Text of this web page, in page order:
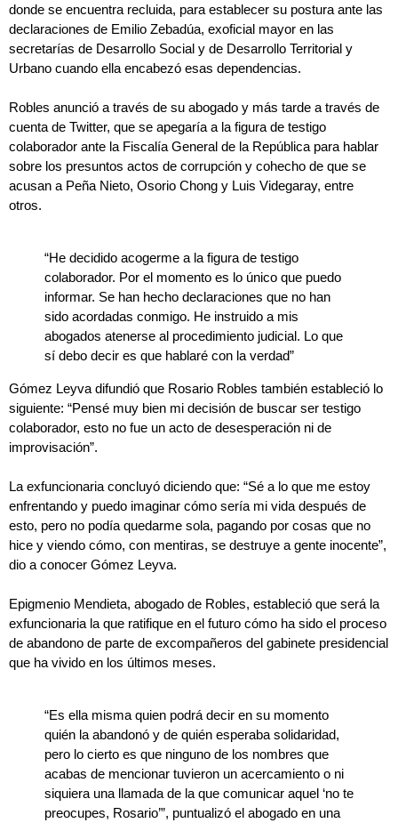
donde se encuentra recluida, para establecer su postura ante las
declaraciones de Emilio Zebadúa, exoficial mayor en las
secretarías de Desarrollo Social y de Desarrollo Territorial y
Urbano cuando ella encabezó esas dependencias.
Robles anunció a través de su abogado y más tarde a través de
cuenta de Twitter, que se apegaría a la figura de testigo
colaborador ante la Fiscalía General de la República para hablar
sobre los presuntos actos de corrupción y cohecho de que se
acusan a Peña Nieto, Osorio Chong y Luis Videgaray, entre
otros.
“He decidido acogerme a la figura de testigo
colaborador. Por el momento es lo único que puedo
informar. Se han hecho declaraciones que no han
sido acordadas conmigo. He instruido a mis
abogados atenerse al procedimiento judicial. Lo que
sí debo decir es que hablaré con la verdad”
Gómez Leyva difundió que Rosario Robles también estableció lo
siguiente: “Pensé muy bien mi decisión de buscar ser testigo
colaborador, esto no fue un acto de desesperación ni de
improvisación”.
La exfuncionaria concluyó diciendo que: “Sé a lo que me estoy
enfrentando y puedo imaginar cómo sería mi vida después de
esto, pero no podía quedarme sola, pagando por cosas que no
hice y viendo cómo, con mentiras, se destruye a gente inocente”,
dio a conocer Gómez Leyva.
Epigmenio Mendieta, abogado de Robles, estableció que será la
exfuncionaria la que ratifique en el futuro cómo ha sido el proceso
de abandono de parte de excompañeros del gabinete presidencial
que ha vivido en los últimos meses.
“Es ella misma quien podrá decir en su momento
quién la abandonó y de quién esperaba solidaridad,
pero lo cierto es que ninguno de los nombres que
acabas de mencionar tuvieron un acercamiento o ni
siquiera una llamada de la que comunicar aquel ‘no te
preocupes, Rosario’”, puntualizó el abogado en una